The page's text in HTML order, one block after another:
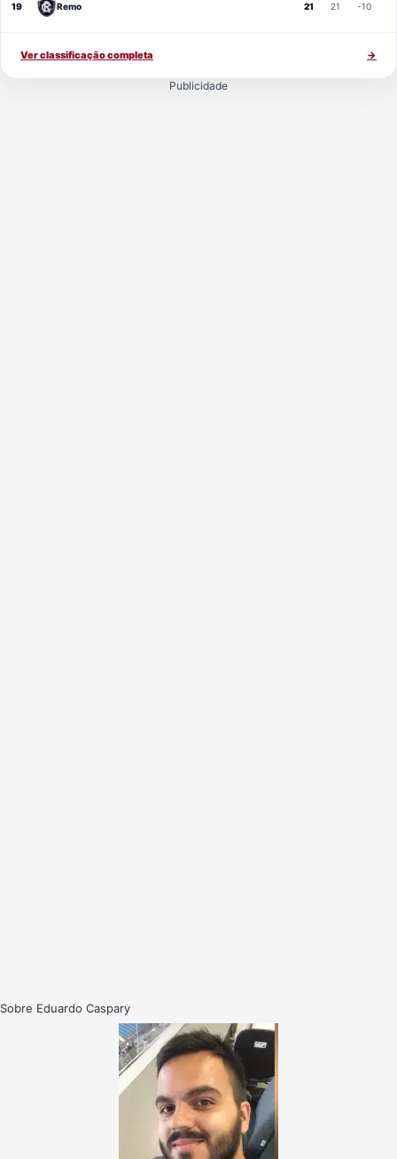
19 Remo 21 21 -10
Ver classificação completa →
Publicidade
Sobre Eduardo Caspary